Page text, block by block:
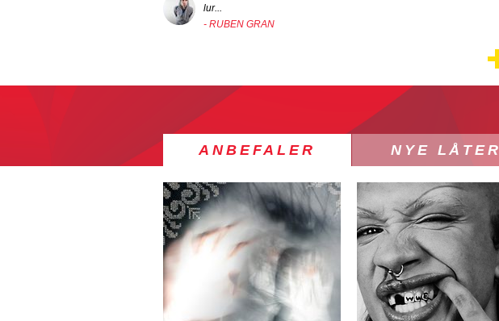
lur...
- RUBEN GRAN
ANBEFALER NYE LÅTER